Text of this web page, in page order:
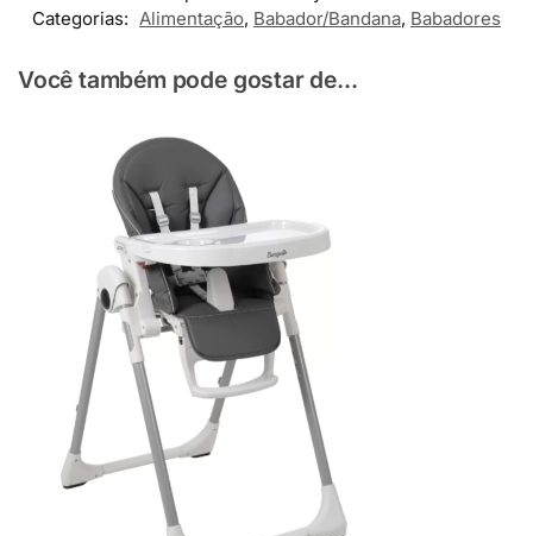
Categorias: Alimentação, Babador/Bandana, Babadores
Você também pode gostar de...